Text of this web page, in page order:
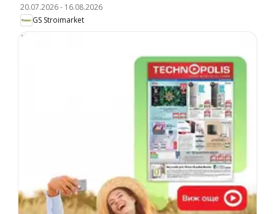
20.07.2026- 16.08.2026
GS Stroimarket